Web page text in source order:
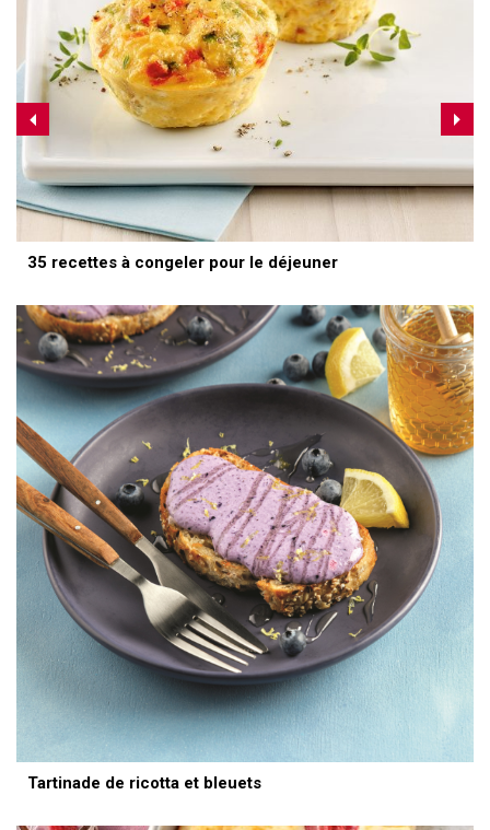
35 recettes à congeler pour le déjeuner
Tartinade de ricotta et bleuets